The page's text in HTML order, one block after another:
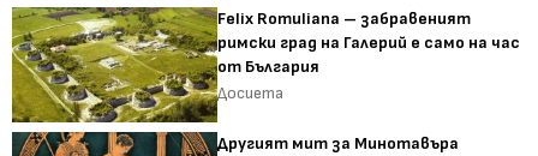
Felix Romuliana – забравеният
римски град на Галерий е само на час
от България
Досиета
Другият мит за Минотавъра